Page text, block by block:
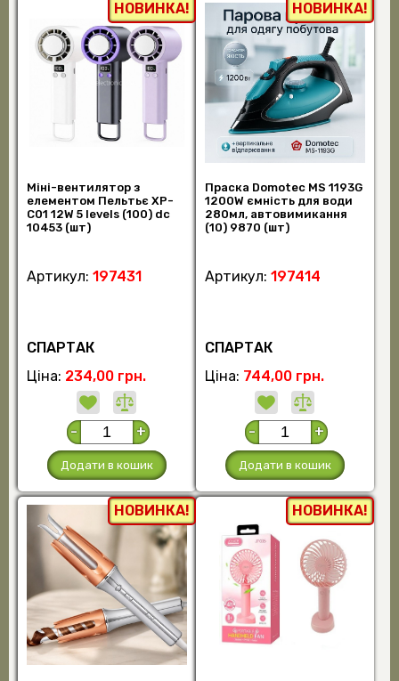
НОВИНКА!
Міні-вентилятор з
елементом Пельтьє XP-
C01 12W 5 levels (100) dc
10453 (шт)
Артикул: 197431
СПАРТАК
Ціна: 234,00 грн.
- +
Додати в кошик
НОВИНКА!
Праска Domotec MS 1193G
1200W ємність для води
280мл, автовимикання
(10) 9870 (шт)
Артикул: 197414
СПАРТАК
Ціна: 744,00 грн.
- +
Додати в кошик
НОВИНКА! НОВИНКА!